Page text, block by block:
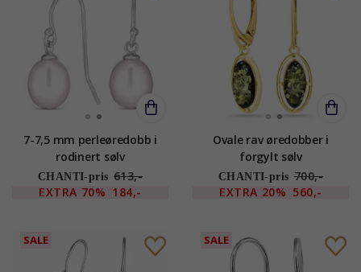
7-7,5 mm perleøredobb i
rodinert sølv
CHANTI-pris 613,-
EXTRA 70% 184,-
Ovale rav øredobber i
forgylt sølv
CHANTI-pris 700,-
EXTRA 20% 560,-
SALE SALE